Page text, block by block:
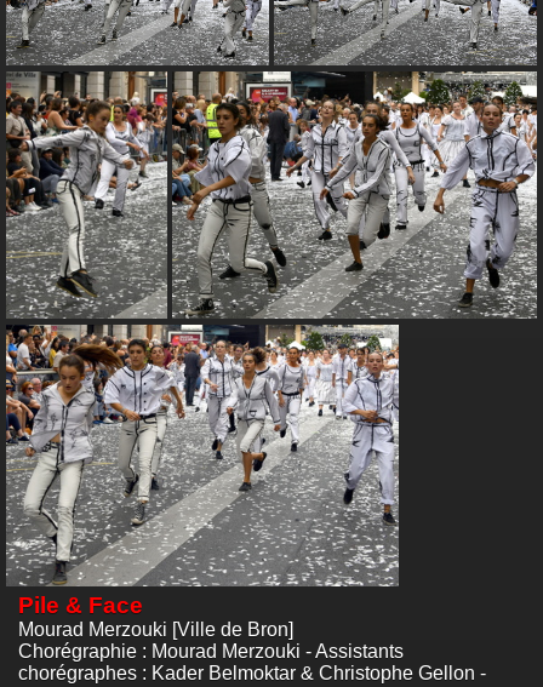
Pile & Face
Mourad Merzouki [Ville de Bron]
Chorégraphie : Mourad Merzouki - Assistants
chorégraphes : Kader Belmoktar & Christophe Gellon -